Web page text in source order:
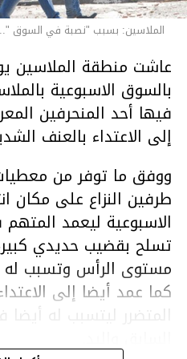
الملاسين: بسبب "نصبة في السوق
عاشت منطقة الملاسين
بالسوق الاسبوعية
فيها أحد المنحرفين
إلى الاعتداء بالعنف
ووفق ما توفر من
طرفين النزاع على مكان
الاسبوعية ليعمد
تسلح بقضيب حديدي
مستوى الرأس وتسبب
كما عمد أيضا إلى
المتضرر ليتسبب له